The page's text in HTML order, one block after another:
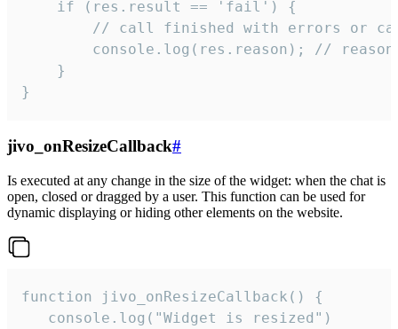
    if (res.result == 'fail') {
// call finished with errors or
console.log(res.reason); //
    }
}
jivo_onResizeCallback#
Is executed at any change in the size of the widget: when the chat is
open, closed or dragged by a user. This function can be used for
dynamic displaying or hiding other elements on the website.
function jivo_onResizeCallback() {
   console.log("Widget is resized")